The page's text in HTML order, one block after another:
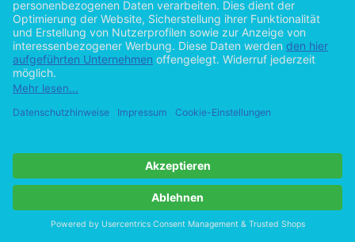
Hilfe/FAQ
Impressum
Datenschutz
AGB
Vertrag widerrufen
Zur Desktop-Version
Copyright ©Imprint in der Bedey & Thoms Media GmbH
byOpen Publishing